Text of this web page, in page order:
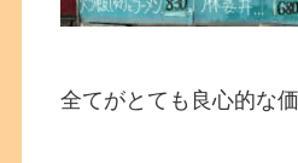
全てがとても良心的な